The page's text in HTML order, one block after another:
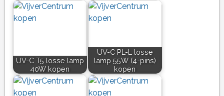
UV-C T5 losse lamp
40W kopen
UV-C PL-L losse
lamp 55W (4-pins)
kopen